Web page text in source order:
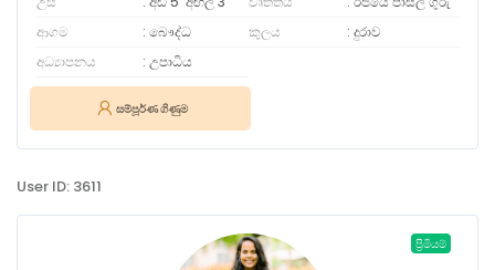
ආගම
බෞද්ධ කුලය
දුරාව
අධ්‍යාපනය
උපාධිය
සම්පූර්ණ ගිණුම
User ID: 3611
ප්‍රිමියම්